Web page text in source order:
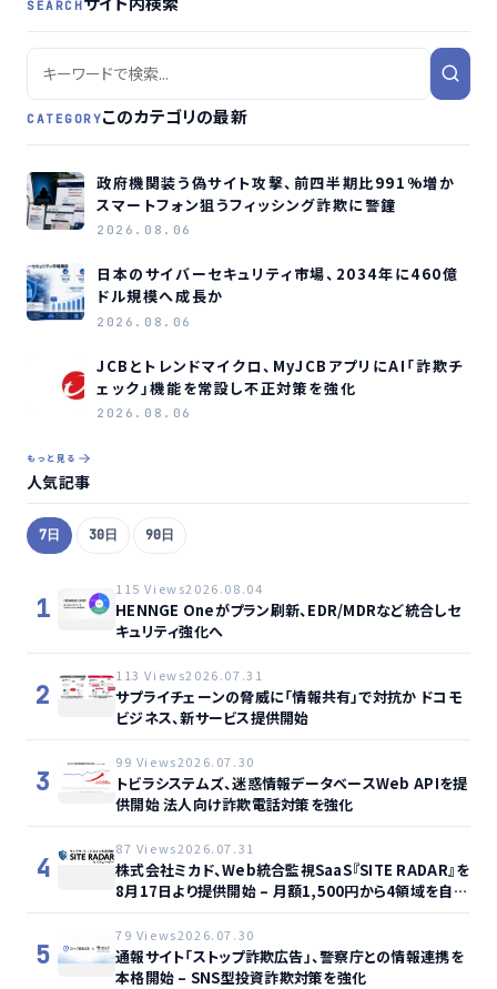
SEARCH
CATEGORYこのカテゴリの最新
政府機関装う偽サイト攻撃、前四半期比991%増か
スマートフォン狙うフィッシング詐欺に警鐘
2026.08.06
日本のサイバーセキュリティ市場、2034年に460億
ドル規模へ成長か
2026.08.06
JCBとトレンドマイクロ、MyJCBアプリにAI「詐欺チ
ェック」機能を常設し不正対策を強化
2026.08.06
もっと見る
人気記事
7日 30日 90日
1
115 Views2026.08.04
HENNGE Oneがプラン刷新、EDR/MDRなど統合しセ
キュリティ強化へ
2
113 Views2026.07.31
サプライチェーンの脅威に「情報共有」で対抗か ドコモ
ビジネス、新サービス提供開始
3
99 Views2026.07.30
トビラシステムズ、迷惑情報データベースWeb APIを提
供開始 法人向け詐欺電話対策を強化
4
87 Views2026.07.31
株式会社ミカド、Web統合監視SaaS『SITE RADAR』を
8月17日より提供開始 – 月額1,500円から4領域を自動
監視、動的サイト…
5
79 Views2026.07.30
通報サイト「ストップ詐欺広告」、警察庁との情報連携を
本格開始 – SNS型投資詐欺対策を強化